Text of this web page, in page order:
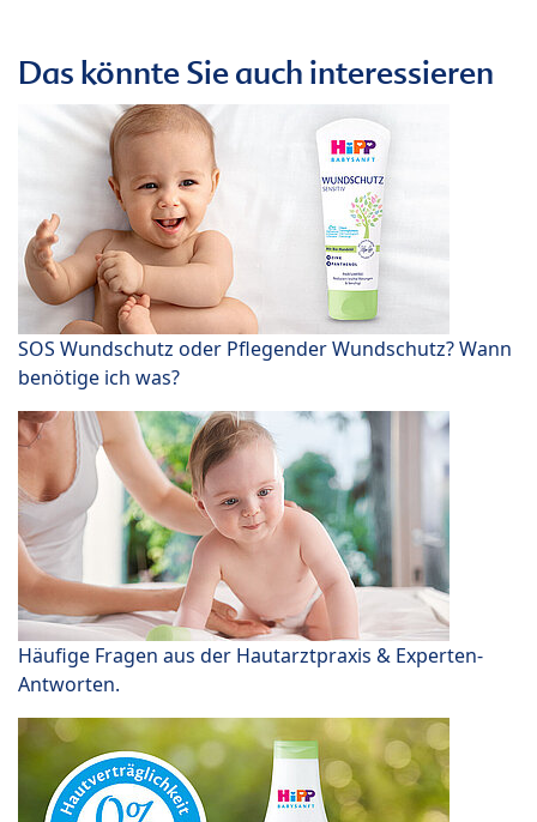
Das könnte Sie auch interessieren
SOS Wundschutz oder Pflegender Wundschutz? Wann
benötige ich was?
Häufige Fragen aus der Hautarztpraxis & Experten-
Antworten.